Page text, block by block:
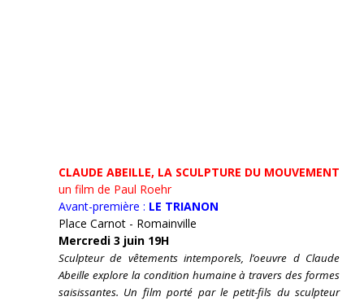
CLAUDE ABEILLE, LA SCULPTURE DU MOUVEMENT
un film de Paul Roehr
Avant-première : LE TRIANON
Place Carnot - Romainville
Mercredi 3 juin 19H
Sculpteur de vêtements intemporels, l’oeuvre d Claude
Abeille explore la condition humaine à travers des formes
saisissantes. Un film porté par le petit-fils du sculpteur